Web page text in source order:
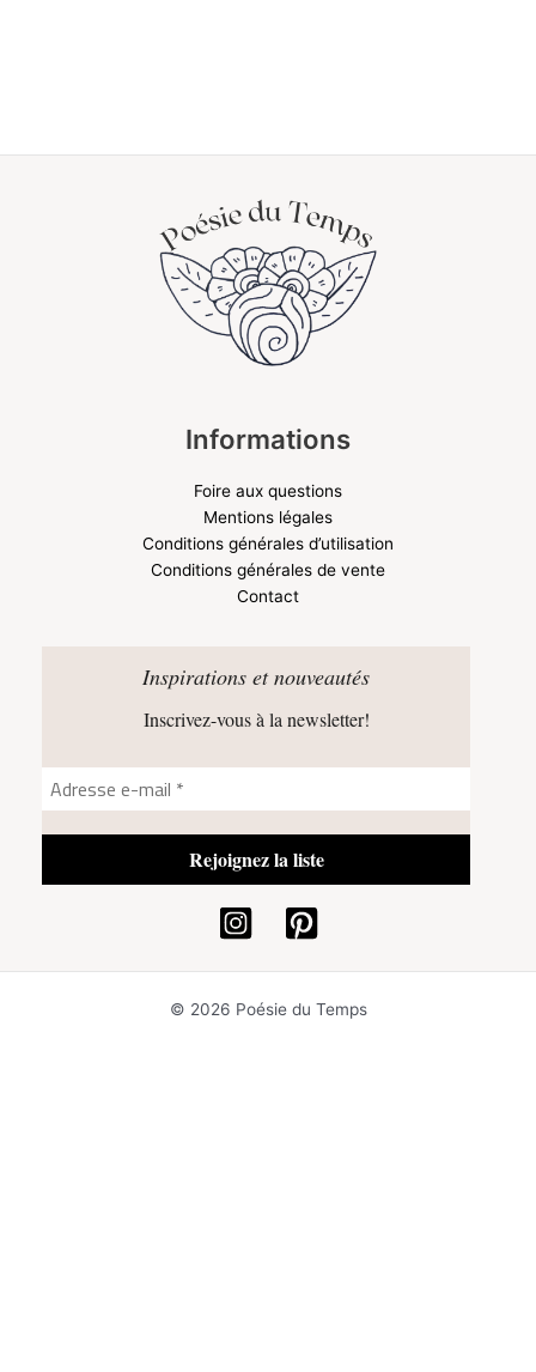
Informations
Foire aux questions
Mentions légales
Conditions générales d’utilisation
Conditions générales de vente
Contact
Inspirations et nouveautés
Inscrivez-vous à la newsletter!
© 2026 Poésie du Temps